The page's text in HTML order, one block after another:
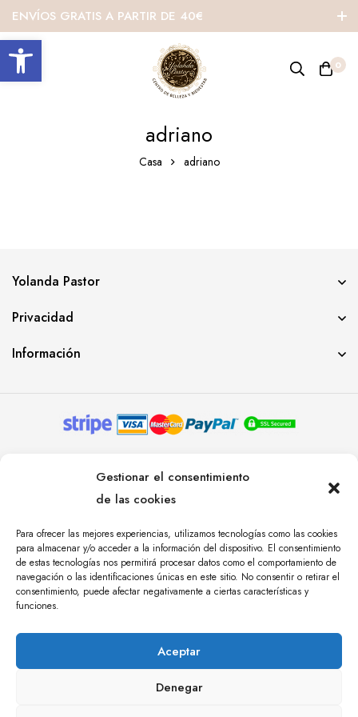
Abrir barra de herramientas
Gestionar el consentimiento
de las cookies
Para ofrecer las mejores experiencias, utilizamos tecnologías como las cookies
para almacenar y/o acceder a la información del dispositivo. El consentimiento
de estas tecnologías nos permitirá procesar datos como el comportamiento de
navegación o las identificaciones únicas en este sitio. No consentir o retirar el
consentimiento, puede afectar negativamente a ciertas características y
funciones.
Aceptar
Denegar
ENVÍOS GRATIS A PARTIR DE 40€
0
adriano
Casa adriano
Yolanda Pastor
Privacidad
Información
RESERVADOS. AGENCIA DE COMUNICACIÓN
ÁNGULO TRES.